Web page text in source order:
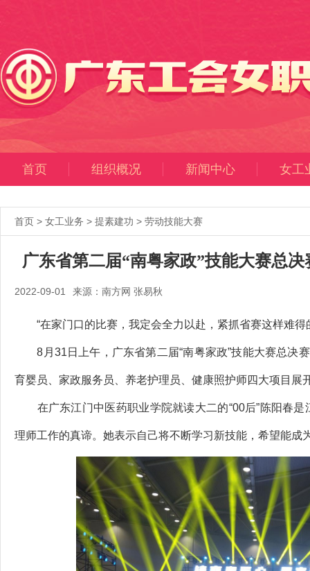
首页 组织概况 新闻中心 女工
首页 > 女工业务 > 提素建功 > 劳动技能大赛
广东省第二届“南粤家政”技能大赛总
2022-09-01 来源：南方网 张易秋
“在家门口的比赛，我定会全力以赴，紧抓省赛这样难得
8月31日上午，广东省第二届“南粤家政”技能大赛总决
育婴员、家政服务员、养老护理员、健康照护师四大项目展
在广东江门中医药职业学院就读大二的“00后”陈阳春是
理师工作的真谛。她表示自己将不断学习新技能，希望能成